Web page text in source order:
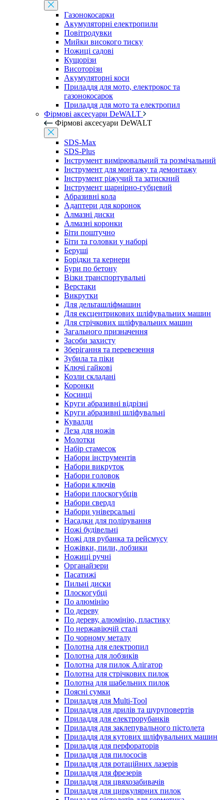
Газонокосарки
Акумуляторні електропили
Повітродувки
Мийки високого тиску
Ножиці садові
Кущорізи
Висоторізи
Акумуляторні коси
Приладдя для мото, електрокос та
газонокосарок
Приладдя для мото та електропил
Фірмові аксесуари DeWALT
Фірмові аксесуари DeWALT
SDS-Max
SDS-Plus
Інструмент вимірювальний та розмічальний
Інструмент для монтажу та демонтажу
Інструмент ріжучий та затискний
Інструмент шарнірно-губцевий
Абразивні кола
Адаптери для коронок
Алмазні диски
Алмазні коронки
Біти поштучно
Біти та головки у наборі
Беруші
Борідки та кернери
Бури по бетону
Візки транспортувальні
Верстаки
Викрутки
Для дельташліфмашин
Для ексцентрикових шліфувальних машин
Для стрічкових шліфувальних машин
Загального призначення
Засоби захисту
Зберігання та перевезення
Зубила та піки
Ключі гайкові
Козли складані
Коронки
Косинці
Круги абразивні відрізні
Круги абразивні шліфувальні
Кувалди
Леза для ножів
Молотки
Набір стамесок
Набори інструментів
Набори викруток
Набори головок
Набори ключів
Набори плоскогубців
Набори свердл
Набори універсальні
Насадки для полірування
Ножі будівельні
Ножі для рубанка та рейсмусу
Ножівки, пили, лобзики
Ножиці ручні
Органайзери
Пасатижі
Пильні диски
Плоскогубці
По алюмінію
По дереву
По дереву, алюмінію, пластику
По нержавіючій сталі
По чорному металу
Полотна для електропил
Полотна для лобзиків
Полотна для пилок Алігатор
Полотна для стрічкових пилок
Полотна для шабельних пилок
Поясні сумки
Приладдя для Multi-Tool
Приладдя для дрилів та шуруповертів
Приладдя для електрорубанків
Приладдя для заклепувального пістолета
Приладдя для кутових шліфувальних машин
Приладдя для перфораторів
Приладдя для пилососів
Приладдя для ротаційних лазерів
Приладдя для фрезерів
Приладдя для цвяхозабивачів
Приладдя для циркулярних пилок